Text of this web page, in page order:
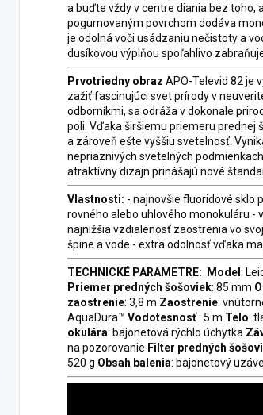
a buďte vždy v centre diania bez toho,
pogumovaným povrchom dodáva
je odolná voči usádzaniu nečistoty a
dusíkovou výplňou spoľahlivo
Prvotriedny obraz APO-Televid 82 je
zažiť fascinujúci svet prírody v
odborníkmi, sa odráža v dokonale
poli. Vďaka širšiemu priemeru prednej
a zároveň ešte vyššiu svetelnosť.
nepriaznivých svetelných
atraktívny dizajn prinášajú nové
Vlastnosti: - najnovšie fluoridové sklo
rovného alebo uhlového monokuláru -
najnižšia vzdialenosť zaostrenia vo
špine a vode - extra odolnosť vďaka
TECHNICKÉ PARAMETRE: Model :
Priemer predných šošoviek: 85 mm
zaostrenie: 3,8 m Zaostrenie:
AquaDura™ Vodotesnosť: 5 m Telo:
okulára: bajonetová rýchlo úchytka
na pozorovanie Filter predných
520 g Obsah balenia: bajonetový